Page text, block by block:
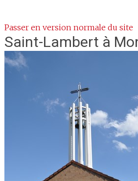
Passer en version normale du site
Saint-Lambert à